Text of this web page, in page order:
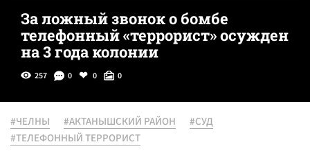
За ложный звонок о бомбе
телефонный «террорист» осужден
на 3 года колонии
257 0 0 0
#ЧЕЛНЫ #АКТАНЫШСКИЙ РАЙОН
#СУД
#ТЕЛЕФОННЫЙ ТЕРРОРИСТ